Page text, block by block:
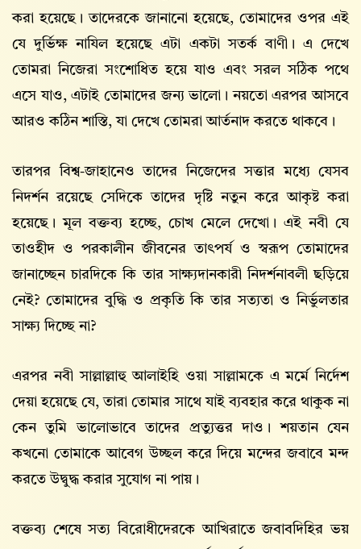
করা হয়েছে। তাদেরকে জানানো হয়েছে, তোমাদের ওপর এই
যে দুর্ভিক্ষ নাযিল হয়েছে এটা একটা সতর্ক বাণী। এ দেখে
তোমরা নিজেরা সংশোধিত হয়ে যাও এবং সরল সঠিক পথে
এসে যাও, এটাই তোমাদের জন্য ভালো। নয়তো এরপর আসবে
আরও কঠিন শাস্তি, যা দেখে তোমরা আর্তনাদ করতে থাকবে।
তারপর বিশ্ব-জাহানেও তাদের নিজেদের সত্তার মধ্যে যেসব
নিদর্শন রয়েছে সেদিকে তাদের দৃষ্টি নতুন করে আকৃষ্ট করা
হয়েছে। মূল বক্তব্য হচ্ছে, চোখ মেলে দেখো। এই নবী যে
তাওহীদ ও পরকালীন জীবনের তাৎপর্য ও স্বরূপ তোমাদের
জানাচ্ছেন চারদিকে কি তার সাক্ষ্যদানকারী নিদর্শনাবলী ছড়িয়ে
নেই? তোমাদের বুদ্ধি ও প্রকৃতি কি তার সত্যতা ও নির্ভুলতার
সাক্ষ্য দিচ্ছে না?
এরপর নবী সাল্লাল্লাহু আলাইহি ওয়া সাল্লামকে এ মর্মে নির্দেশ
দেয়া হয়েছে যে, তারা তোমার সাথে যাই ব্যবহার করে থাকুক না
কেন তুমি ভালোভাবে তাদের প্রত্যুত্তর দাও। শয়তান যেন
কখনো তোমাকে আবেগ উচ্ছল করে দিয়ে মন্দের জবাবে মন্দ
করতে উদ্বুদ্ধ করার সুযোগ না পায়।
বক্তব্য শেষে সত্য বিরোধীদেরকে আখিরাতে জবাবদিহির ভয়